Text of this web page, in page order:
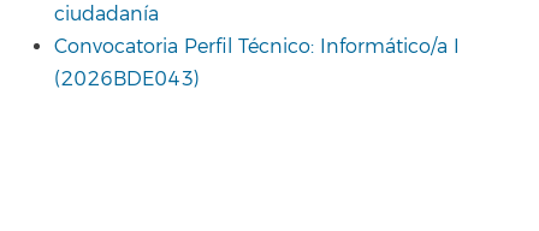
ciudadanía
Convocatoria Perfil Técnico: Informático/a I
(2026BDE043)